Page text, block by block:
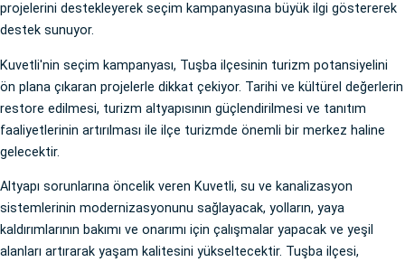
projelerini destekleyerek seçim kampanyasına büyük ilgi göstererek
destek sunuyor.
Kuvetli'nin seçim kampanyası, Tuşba ilçesinin turizm potansiyelini
ön plana çıkaran projelerle dikkat çekiyor. Tarihi ve kültürel değerlerin
restore edilmesi, turizm altyapısının güçlendirilmesi ve tanıtım
faaliyetlerinin artırılması ile ilçe turizmde önemli bir merkez haline
gelecektir.
Altyapı sorunlarına öncelik veren Kuvetli, su ve kanalizasyon
sistemlerinin modernizasyonunu sağlayacak, yolların, yaya
kaldırımlarının bakımı ve onarımı için çalışmalar yapacak ve yeşil
alanları artırarak yaşam kalitesini yükseltecektir. Tuşba ilçesi,